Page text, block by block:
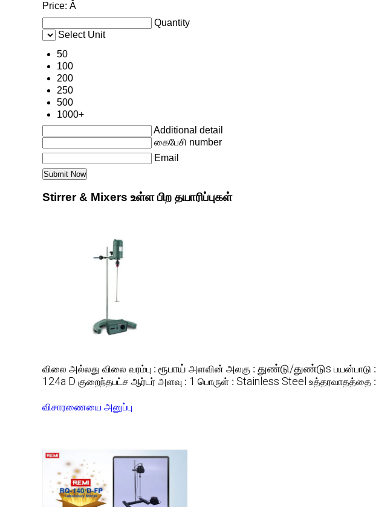
Price: Â
Quantity
Select Unit
50
100
200
250
500
1000+
Additional detail
கைபேசி number
Email
Stirrer & Mixers உள்ள பிற தயாரிப்புகள்
விலை அல்லது விலை வரம்பு : ரூபாய் அளவின் அலகு : துண்டு/துண்டுs பயன்பாடு :
124a D குறைந்தபட்ச ஆர்டர் அளவு : 1 பொருள் : Stainless Steel உத்தரவாதத்தை :
விசாரணையை அனுப்பு